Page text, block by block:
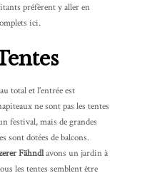
préfèrent y aller en
ici.
total et l'entrée est
ne sont pas les tentes
festival, mais de grandes
sont dotées de balcons.
Fähndlavons un jardin à
les tentes semblent être